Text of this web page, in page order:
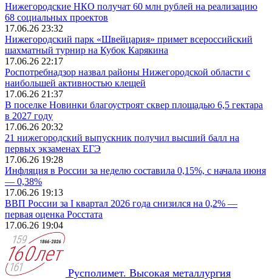
Нижегородские НКО получат 60 млн рублей на реализацию
68 социальных проектов
17.06.26 23:32
Нижегородский парк «Швейцария» примет всероссийский
шахматный турнир на Кубок Карякина
17.06.26 22:17
Роспотребнадзор назвал районы Нижегородской области с
наибольшей активностью клещей
17.06.26 21:37
В поселке Новинки благоустроят сквер площадью 6,5 гектара
в 2027 году
17.06.26 20:32
21 нижегородский выпускник получил высший балл на
первых экзаменах ЕГЭ
17.06.26 19:28
Инфляция в России за неделю составила 0,15%, с начала июня
— 0,38%
17.06.26 19:13
ВВП России за I квартал 2026 года снизился на 0,2% —
первая оценка Росстата
17.06.26 19:04
Русполимет. Высокая металлургия